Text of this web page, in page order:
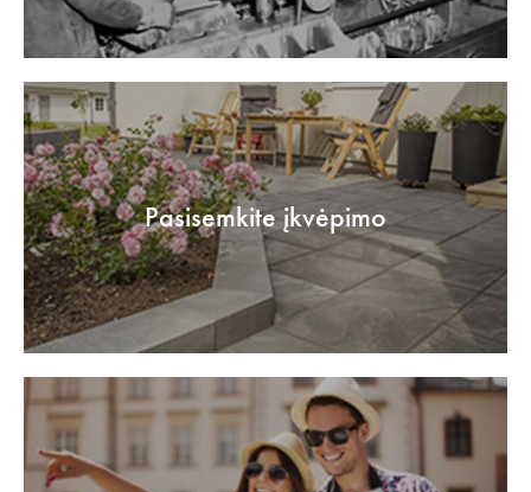
Pasisemkite įkvėpimo